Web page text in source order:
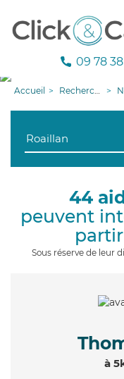
09 78
Accueil Recherche aide à domicile
44
peuvent
Sous réserve de leur
à